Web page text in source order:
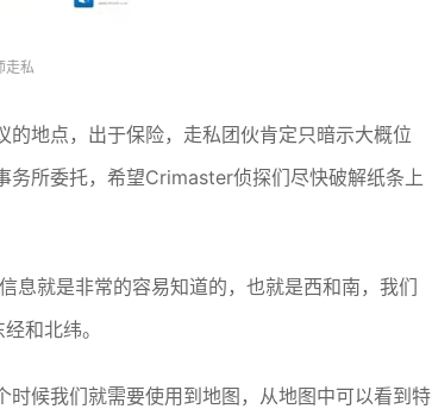
走私
地点，出于保险，走私团伙肯定只暗示大概位
务所委托，希望Crimaster侦探们尽快破解纸条上
息就是非常的容易知道的，也就是西和南，我们
和北纬。
候我们就需要使用到地图，从地图中可以看到特